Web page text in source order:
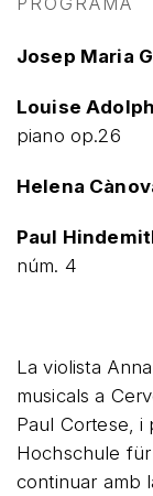
Josep Maria
Louise
piano op.26
Helena
Paul
núm. 4
La violista
musicals a
Paul Cortese, i
Hochschule
continuar amb